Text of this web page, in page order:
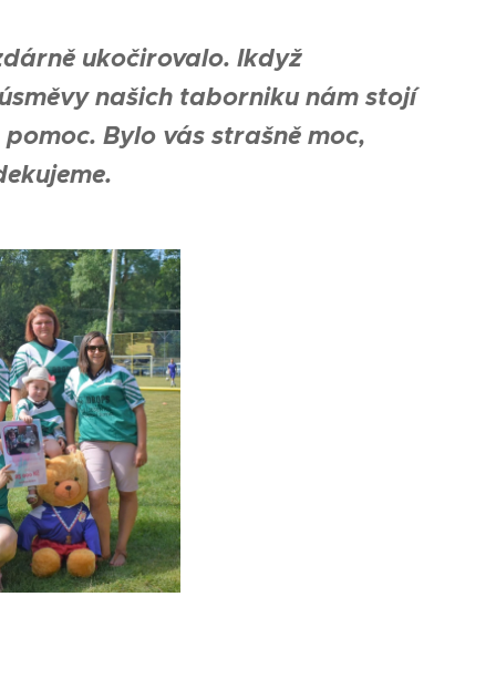
ukočirovalo. Ikdyž
našich taborniku nám stojí
Bylo vás strašně moc,